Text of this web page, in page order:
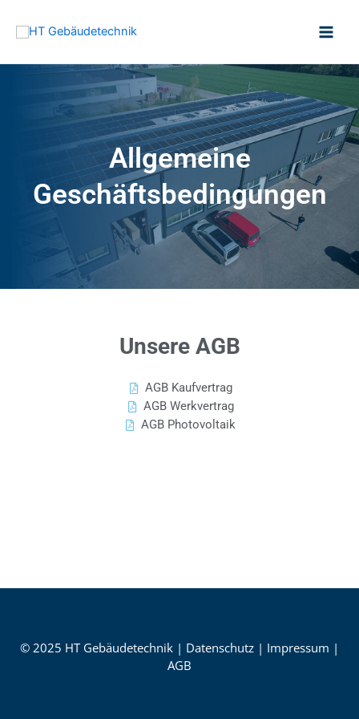
Allgemeine
Geschäftsbedingungen
Unsere AGB
AGB Kaufvertrag
AGB Werkvertrag
AGB Photovoltaik
© 2025 HT Gebäudetechnik | Datenschutz | Impressum |
AGB